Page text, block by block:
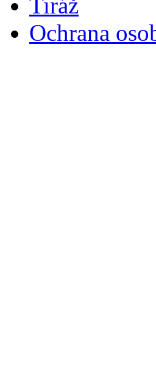
Ochrana